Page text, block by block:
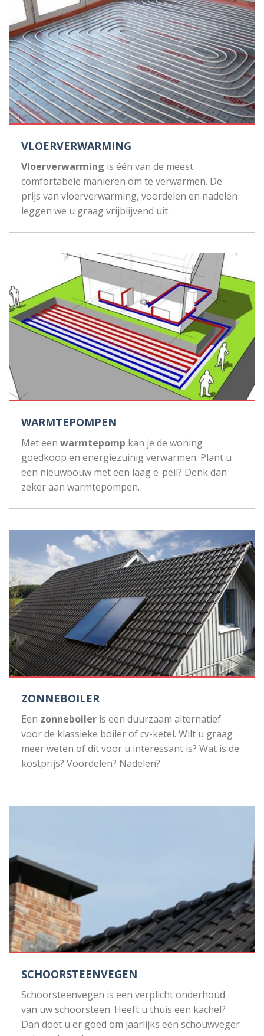
VLOERVERWARMING
Vloerverwarming is één van de meest
comfortabele manieren om te verwarmen. De
prijs van vloerverwarming, voordelen en nadelen
leggen we u graag vrijblijvend uit.
WARMTEPOMPEN
Met een warmtepomp kan je de woning
goedkoop en energiezuinig verwarmen. Plant u
een nieuwbouw met een laag e-peil? Denk dan
zeker aan warmtepompen.
ZONNEBOILER
Een zonneboiler is een duurzaam alternatief
voor de klassieke boiler of cv-ketel. Wilt u graag
meer weten of dit voor u interessant is? Wat is de
kostprijs? Voordelen? Nadelen?
SCHOORSTEENVEGEN
Schoorsteenvegen is een verplicht onderhoud
van uw schoorsteen. Heeft u thuis een kachel?
Dan doet u er goed om jaarlijks een schouwveger